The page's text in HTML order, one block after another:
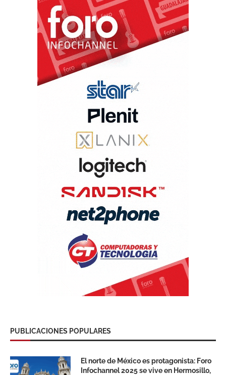
PUBLICACIONES POPULARES
El norte de México es protagonista: Foro
Infochannel 2025 se vive en Hermosillo,